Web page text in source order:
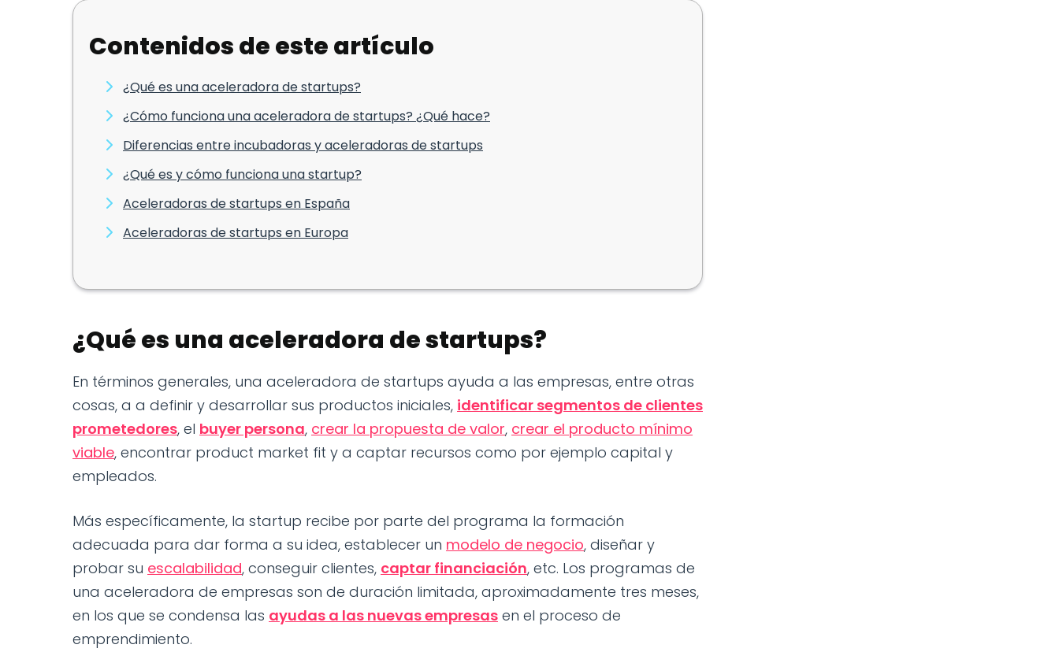
Contenidos de este artículo
¿Qué es una aceleradora de startups?
¿Cómo funciona una aceleradora de startups? ¿Qué hace?
Diferencias entre incubadoras y aceleradoras de startups
¿Qué es y cómo funciona una startup?
Aceleradoras de startups en España
Aceleradoras de startups en Europa
¿Qué es una aceleradora de startups?
En términos generales, una aceleradora de startups ayuda a las empresas, entre otras
cosas, a a definir y desarrollar sus productos iniciales, identificar segmentos de clientes
prometedores, el buyer persona, crear la propuesta de valor, crear el producto mínimo
viable, encontrar product market fit y a captar recursos como por ejemplo capital y
empleados.
Más específicamente, la startup recibe por parte del programa la formación
adecuada para dar forma a su idea, establecer un modelo de negocio, diseñar y
probar su escalabilidad, conseguir clientes, captar financiación, etc. Los programas de
una aceleradora de empresas son de duración limitada, aproximadamente tres meses,
en los que se condensa las ayudas a las nuevas empresas en el proceso de
emprendimiento.